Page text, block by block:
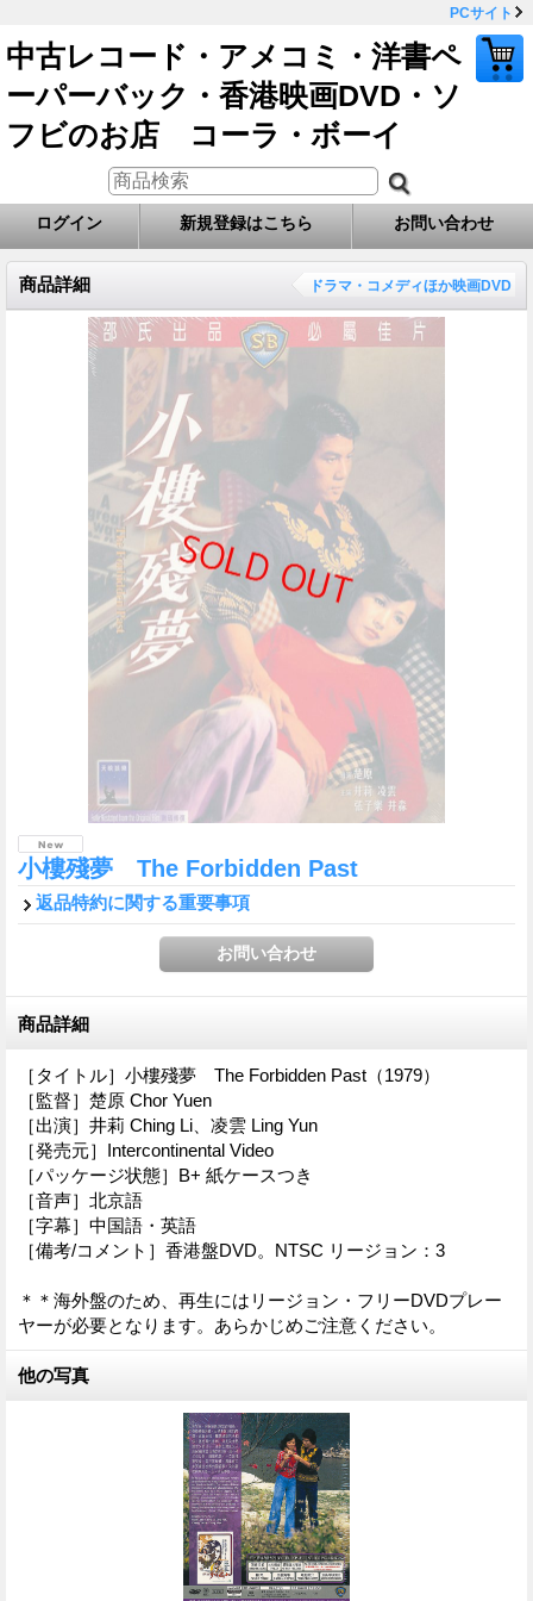
PCサイト
中古レコード・アメコミ・洋書ペ
ーパーバック・香港映画DVD・ソ
フビのお店 コーラ・ボーイ
ログイン 新規登録はこちら お問い合わせ
商品詳細 ドラマ・コメディほか映画DVD
小樓殘夢 The Forbidden Past
返品特約に関する重要事項
商品詳細
［タイトル］小樓殘夢 The Forbidden Past（1979）
［監督］楚原 Chor Yuen
［出演］井莉 Ching Li、凌雲 Ling Yun
［発売元］Intercontinental Video
［パッケージ状態］B+ 紙ケースつき
［音声］北京語
［字幕］中国語・英語
［備考/コメント］香港盤DVD。NTSC リージョン：3
＊＊海外盤のため、再生にはリージョン・フリーDVDプレー
ヤーが必要となります。あらかじめご注意ください。
他の写真